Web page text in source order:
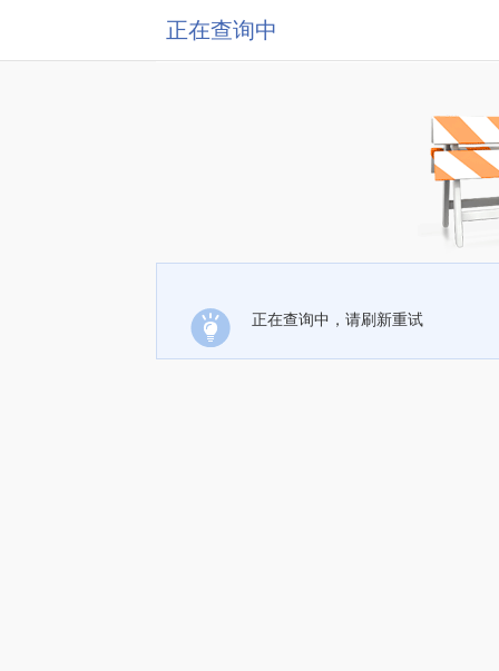
正在查询中
正在查询中，请刷新重试